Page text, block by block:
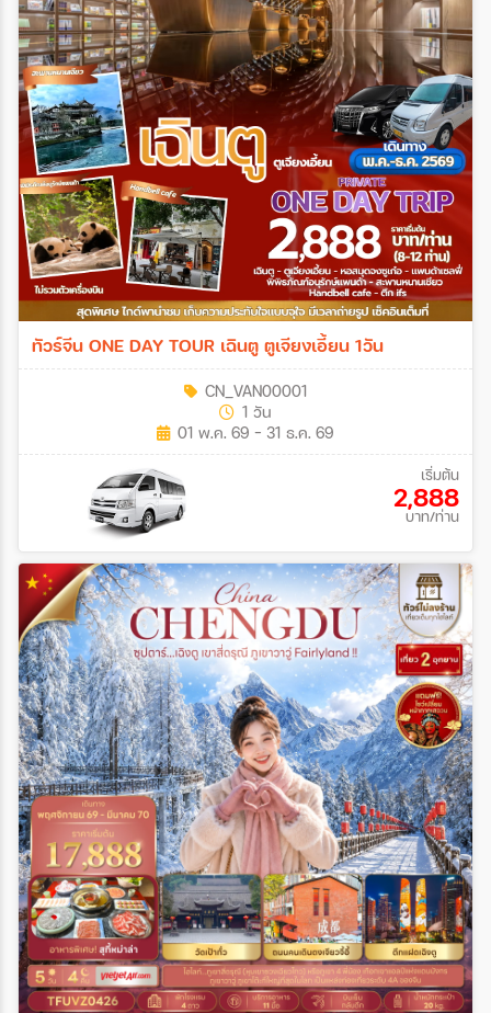
ทัวร์จีน ONE DAY TOUR เฉินตู ตูเจียงเอี้ยน 1วัน
CN_VAN00001
1 วัน
01 พ.ค. 69 - 31 ธ.ค. 69
เริ่มต้น
2,888
บาท/ท่าน